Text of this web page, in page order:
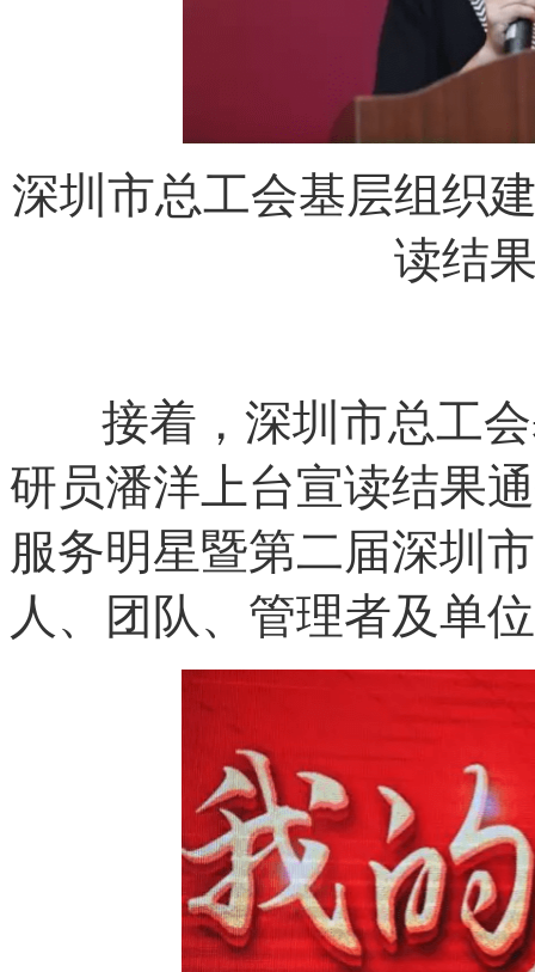
深圳市总工会基层组织
读结
接着，深圳市总工会
研员潘洋上台宣读结果
服务明星暨第二届深圳
人、团队、管理者及单